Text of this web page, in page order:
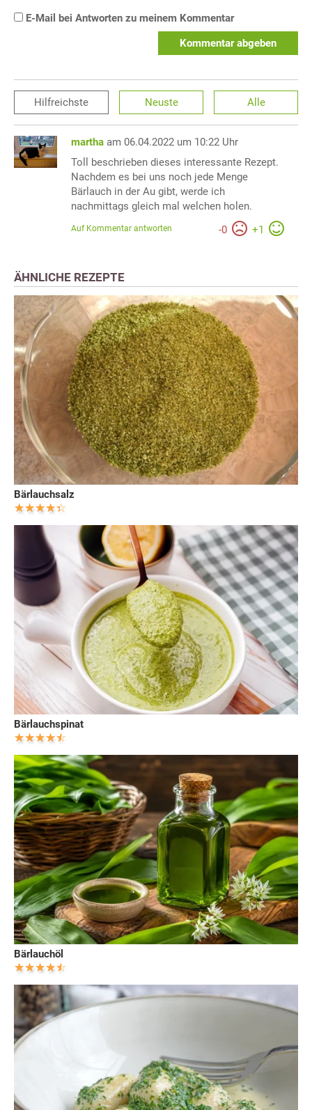
E-Mail bei Antworten zu meinem Kommentar
Kommentar abgeben
Hilfreichste Neuste Alle
martha am 06.04.2022 um 10:22 Uhr
Toll beschrieben dieses interessante Rezept.
Nachdem es bei uns noch jede Menge
Bärlauch in der Au gibt, werde ich
nachmittags gleich mal welchen holen.
-0 +1
Auf Kommentar antworten
ÄHNLICHE REZEPTE
Bärlauchsalz
Bärlauchspinat
Bärlauchöl